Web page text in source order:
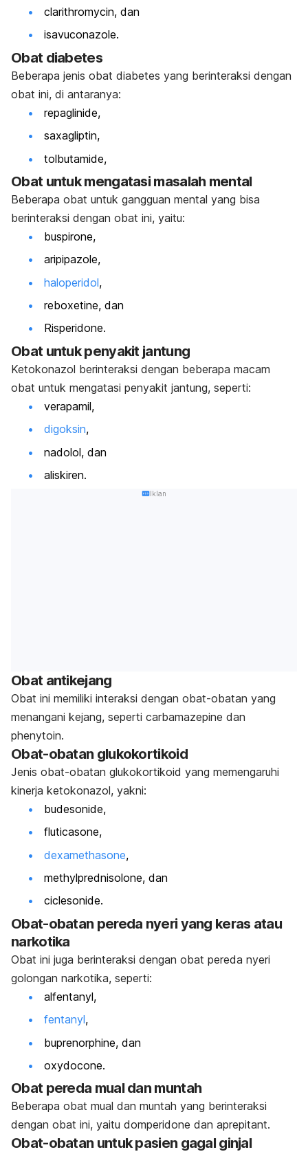
clarithromycin, dan
isavuconazole.
Obat diabetes
Beberapa jenis obat diabetes yang berinteraksi dengan
obat ini, di antaranya:
repaglinide,
saxagliptin,
tolbutamide,
Obat untuk mengatasi masalah mental
Beberapa obat untuk gangguan mental yang bisa
berinteraksi dengan obat ini, yaitu:
buspirone,
aripipazole,
haloperidol,
reboxetine, dan
Risperidone.
Obat untuk penyakit jantung
Ketokonazol berinteraksi dengan beberapa macam
obat untuk mengatasi penyakit jantung, seperti:
verapamil,
digoksin,
nadolol, dan
aliskiren.
Iklan
Obat antikejang
Obat ini memiliki interaksi dengan obat-obatan yang
menangani kejang, seperti carbamazepine dan
phenytoin.
Obat-obatan glukokortikoid
Jenis obat-obatan glukokortikoid yang memengaruhi
kinerja ketokonazol, yakni:
budesonide,
fluticasone,
dexamethasone,
methylprednisolone, dan
ciclesonide.
Obat-obatan pereda nyeri yang keras atau
narkotika
Obat ini juga berinteraksi dengan obat pereda nyeri
golongan narkotika, seperti:
alfentanyl,
fentanyl,
buprenorphine, dan
oxydocone.
Obat pereda mual dan muntah
Beberapa obat mual dan muntah yang berinteraksi
dengan obat ini, yaitu domperidone dan aprepitant.
Obat-obatan untuk pasien gagal ginjal